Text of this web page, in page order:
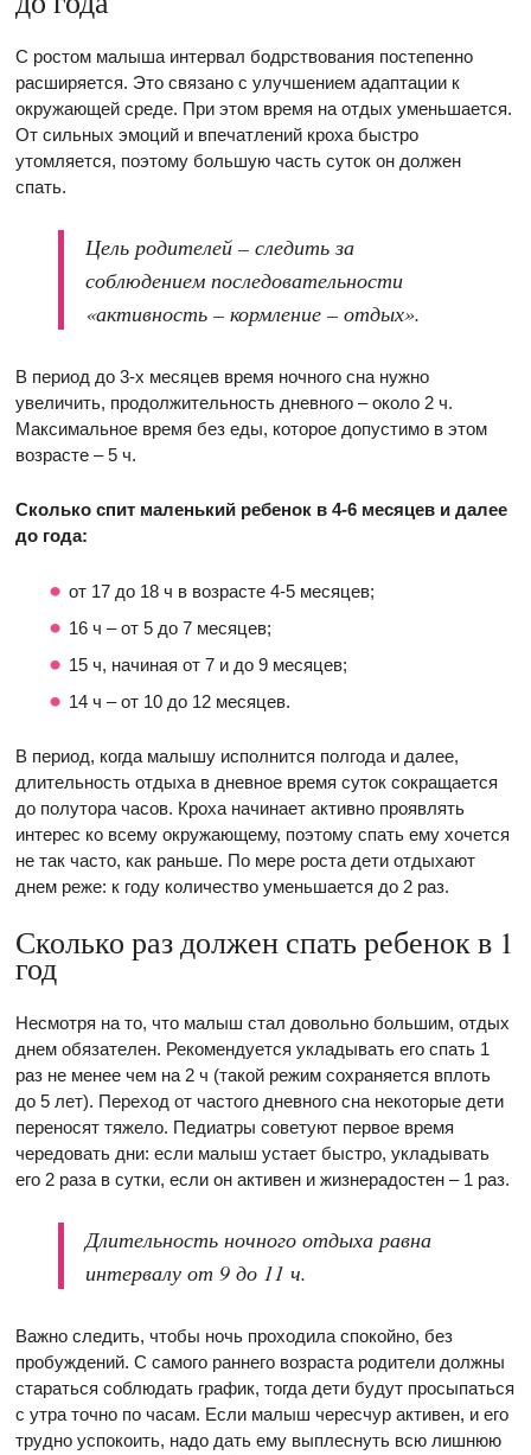
С ростом малыша интервал бодрствования постепенно
расширяется. Это связано с улучшением адаптации к
окружающей среде. При этом время на отдых уменьшается.
От сильных эмоций и впечатлений кроха быстро
утомляется, поэтому большую часть суток он должен
спать.
Цель родителей – следить за
соблюдением последовательности
«активность – кормление – отдых».
В период до 3-х месяцев время ночного сна нужно
увеличить, продолжительность дневного – около 2 ч.
Максимальное время без еды, которое допустимо в этом
возрасте – 5 ч.
Сколько спит маленький ребенок в 4-6 месяцев и далее
до года:
от 17 до 18 ч в возрасте 4-5 месяцев;
16 ч – от 5 до 7 месяцев;
15 ч, начиная от 7 и до 9 месяцев;
14 ч – от 10 до 12 месяцев.
В период, когда малышу исполнится полгода и далее,
длительность отдыха в дневное время суток сокращается
до полутора часов. Кроха начинает активно проявлять
интерес ко всему окружающему, поэтому спать ему хочется
не так часто, как раньше. По мере роста дети отдыхают
днем реже: к году количество уменьшается до 2 раз.
Сколько раз должен спать ребенок в 1
год
Несмотря на то, что малыш стал довольно большим, отдых
днем обязателен. Рекомендуется укладывать его спать 1
раз не менее чем на 2 ч (такой режим сохраняется вплоть
до 5 лет). Переход от частого дневного сна некоторые дети
переносят тяжело. Педиатры советуют первое время
чередовать дни: если малыш устает быстро, укладывать
его 2 раза в сутки, если он активен и жизнерадостен – 1 раз.
Длительность ночного отдыха равна
интервалу от 9 до 11 ч.
Важно следить, чтобы ночь проходила спокойно, без
пробуждений. С самого раннего возраста родители должны
стараться соблюдать график, тогда дети будут просыпаться
с утра точно по часам. Если малыш чересчур активен, и его
трудно успокоить, надо дать ему выплеснуть всю лишнюю